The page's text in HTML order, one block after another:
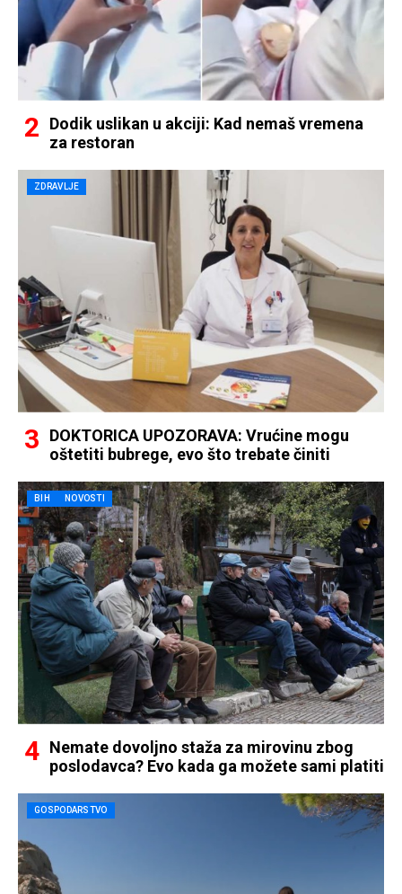
Dodik uslikan u akciji: Kad nemaš vremena
za restoran
ZDRAVLJE
DOKTORICA UPOZORAVA: Vrućine mogu
oštetiti bubrege, evo što trebate činiti
BIH NOVOSTI
Nemate dovoljno staža za mirovinu zbog
poslodavca? Evo kada ga možete sami platiti
GOSPODARSTVO